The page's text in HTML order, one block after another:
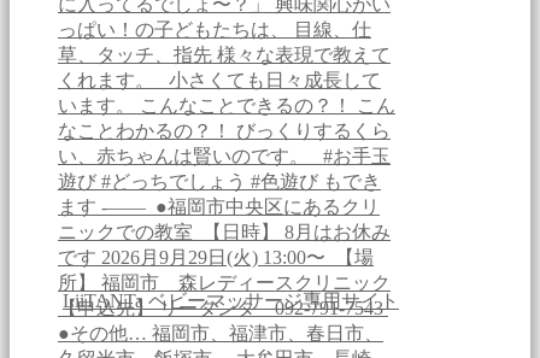
LiiTANTa ベビーマッサージ専用サイト